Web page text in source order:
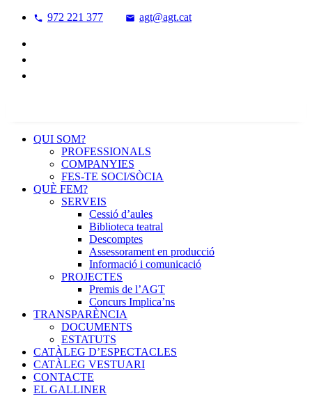
972 221 377 agt@agt.cat
QUI SOM?
PROFESSIONALS
COMPANYIES
FES-TE SOCI/SÒCIA
QUÈ FEM?
SERVEIS
Cessió d’aules
Biblioteca teatral
Descomptes
Assessorament en producció
Informació i comunicació
PROJECTES
Premis de l’AGT
Concurs Implica’ns
TRANSPARÈNCIA
DOCUMENTS
ESTATUTS
CATÀLEG D’ESPECTACLES
CATÀLEG VESTUARI
CONTACTE
EL GALLINER